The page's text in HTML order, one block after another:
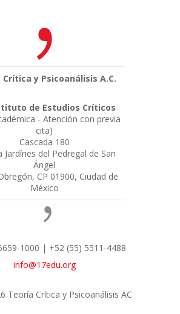
y Psicoanálisis A.C.
de Estudios Críticos
- Atención con previa
cita)
Cascada 180
Jardínes del Pedregal de San
Ángel
CP 01900, Ciudad de
México
1000 | +52 (55) 5511-4488
info@17edu.org
Teoría Crítica y Psicoanálisis AC